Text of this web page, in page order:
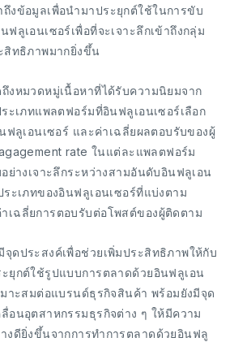
ถึงข้อมูลเพื่อนำมาประยุกต์ใช้ในการขับ
ฟลูเอนเซอร์เพื่อที่จะเจาะลึกเข้าถึงกลุ่ม
สิทธิภาพมากยิ่งขึ้น
งหมวดหมู่เนื้อหาที่ได้รับความนิยมจาก
ะเภทแพลตฟอร์มที่อินฟลูเอนเซอร์เลือก
ฟลูเอนเซอร์ และค่าเฉลี่ยผลตอบรับของผู้
rate ในแต่ละแพลตฟอร์ม
ย่างเจาะลึกระหว่างสามอันดับอินฟลูเอน
ะเภทของอินฟลูเอนเซอร์ที่แบ่งตาม
เฉลี่ยการตอบรับต่อโพสต์ของผู้ติดตาม
ดประสงค์เพื่อช่วยเพิ่มประสิทธิภาพให้กับ
ยุกต์ใช้รูปแบบการตลาดด้วยอินฟลูเอน
มาะสมต่อแบรนด์ธุรกิจสินค้า พร้อมยังมีจุด
อนอุตสาหกรรมธุรกิจต่าง ๆ ให้มีความ
งดียิ่งขึ้นจากการทำการตลาดด้วยอินฟลู